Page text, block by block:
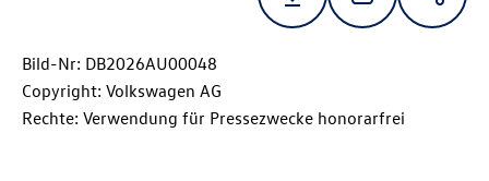
Bild-Nr: DB2026AU00048
Copyright: Volkswagen AG
Rechte: Verwendung für Pressezwecke honorarfrei